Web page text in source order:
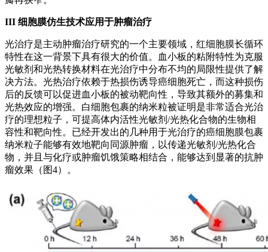
III 细胞膜仿生技术应用于肿瘤治疗
光治疗是主动肿瘤治疗研究的一个主要领域，红细胞膜长循环
特性在这一背景下具有很大的价值。血小板的粘附特性为克服
光敏剂和光热转换材料在光治疗中分布不均的局限性提供了解
决方法。光热治疗依赖于热损伤诱导癌细胞死亡，而这种损伤
后的反馈可以促进血小板的被动靶向性，导致其额外的募集和
光热效应的增强。白细胞包裹的纳米粒被证明是非常适合光治
疗的理想粒子，可提高体内活性光敏剂/光热化合物的生物相
容性和靶向性。已经开发出的几种用于光治疗的癌细胞膜包裹
纳米粒子能够有效地靶向同源肿瘤，以传递光敏剂/光热化合
物，并且与化疗或肿瘤饥饿策略相结合，能够达到显著的抗肿
瘤效果（图4）。